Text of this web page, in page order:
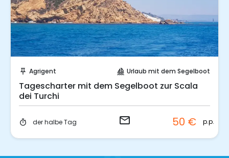
push_pin Agrigent sailing Urlaub mit dem Segelboot
Tagescharter mit dem Segelboot zur Scala
dei Turchi
timer der halbe Tag email 50 € p.p.